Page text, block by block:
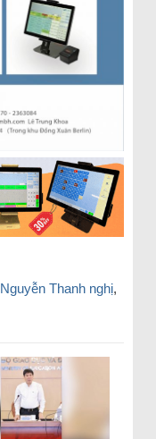
Nguyễn Thanh nghị,